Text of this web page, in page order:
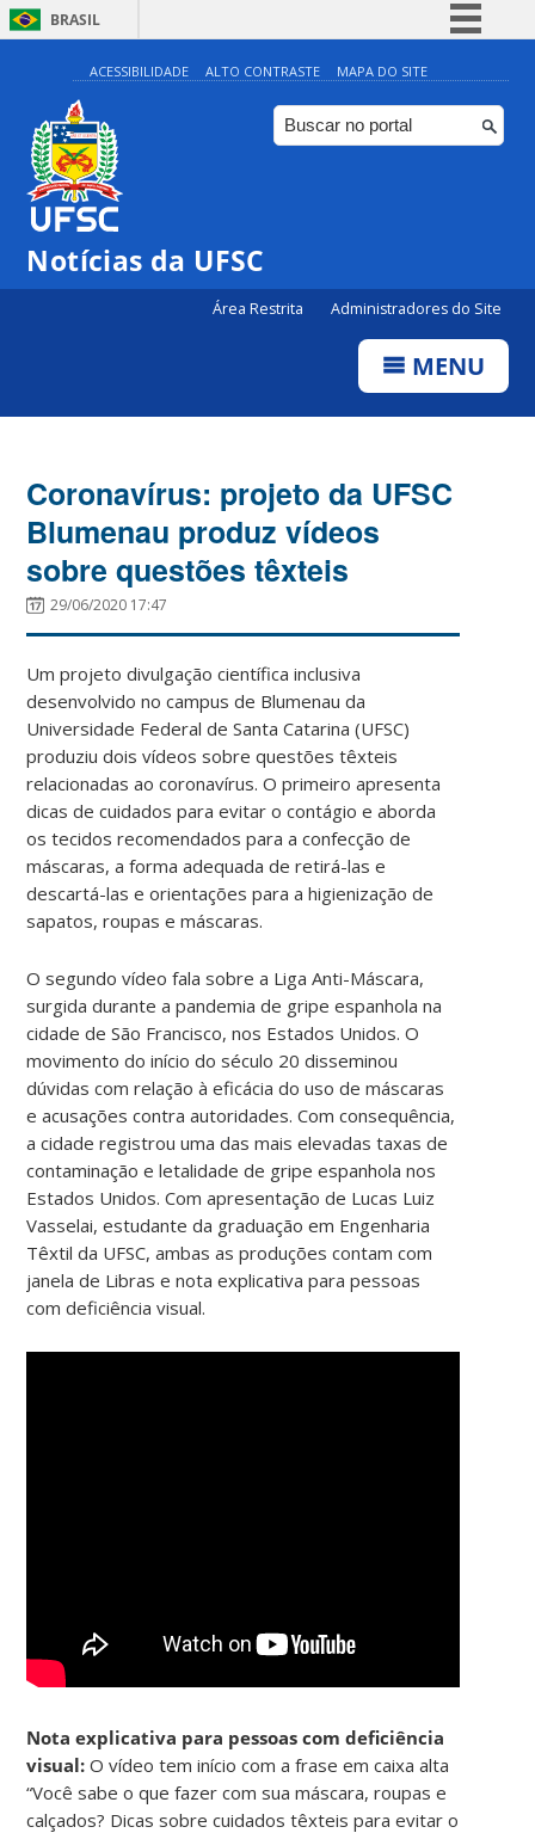
BRASIL
Simplifique!
Comunica BR
Participe
ACESSIBILIDADE ALTO CONTRASTE MAPA DO SITE
Notícias da UFSC
Área Restrita Administradores do Site
MENU
Coronavírus: projeto da UFSC
Blumenau produz vídeos
sobre questões têxteis
29/06/2020 17:47
Um projeto divulgação científica inclusiva
desenvolvido no campus de Blumenau da
Universidade Federal de Santa Catarina (UFSC)
produziu dois vídeos sobre questões têxteis
relacionadas ao coronavírus. O primeiro apresenta
dicas de cuidados para evitar o contágio e aborda
os tecidos recomendados para a confecção de
máscaras, a forma adequada de retirá-las e
descartá-las e orientações para a higienização de
sapatos, roupas e máscaras.
O segundo vídeo fala sobre a Liga Anti-Máscara,
surgida durante a pandemia de gripe espanhola na
cidade de São Francisco, nos Estados Unidos. O
movimento do início do século 20 disseminou
dúvidas com relação à eficácia do uso de máscaras
e acusações contra autoridades. Com consequência,
a cidade registrou uma das mais elevadas taxas de
contaminação e letalidade de gripe espanhola nos
Estados Unidos.Com apresentação de Lucas Luiz
Vasselai, estudante da graduação em Engenharia
Têxtil da UFSC, ambas as produções contam com
janela de Libras e nota explicativa para pessoas
com deficiência visual.
Nota explicativa para pessoas com deficiência
visual:O vídeo tem início com a frase em caixa alta
“Você sabe o que fazer com sua máscara, roupas e
calçados? Dicas sobre cuidados têxteis para evitar o